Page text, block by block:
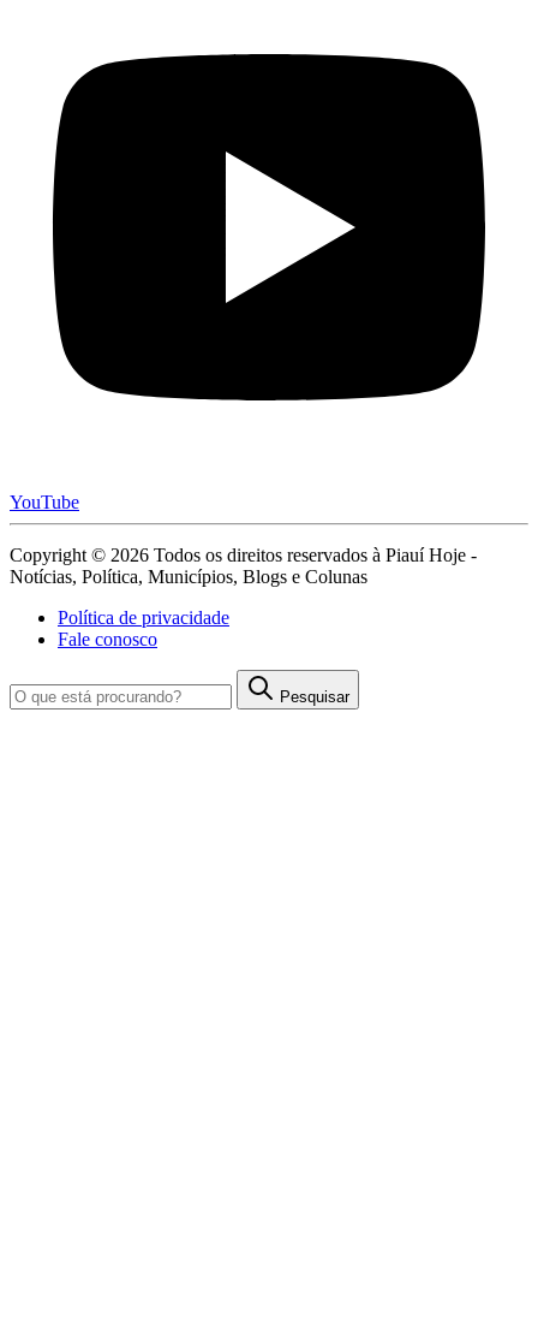
YouTube
Copyright © 2026 Todos os direitos reservados à Piauí Hoje -
Notícias, Política, Municípios, Blogs e Colunas
Política de privacidade
Fale conosco
Pesquisar